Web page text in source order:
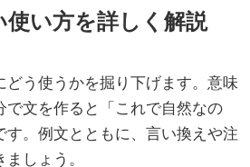
使い方を詳しく解説
どう使うかを掘り下げます。意味
で文を作ると「これで自然なの
す。例文とともに、言い換えや注
しょう。